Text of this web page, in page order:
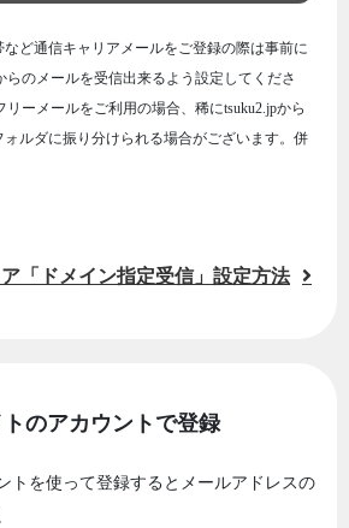
ど通信キャリアメールをご登録の際は事前に
らのメールを受信出来るよう設定してくださ
リーメールをご利用の場合、稀にtsuku2.jpから
ルダに振り分けられる場合がございます。併
ア「ドメイン指定受信」設定方法
のアカウントで登録
トを使って登録するとメールアドレスの